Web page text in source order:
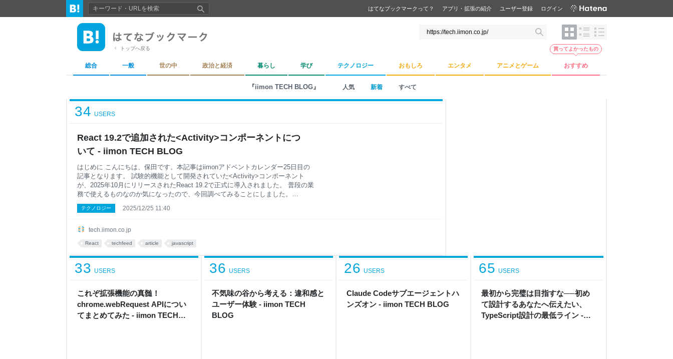
はてなブックマークって？ アプリ・拡張の紹介 ユーザー登録 ログイン
トップへ戻る
総合 一般 世の中 政治と経済 暮らし 学び テクノロジー おもしろ エンタメ アニメとゲーム おすすめ
買ってよかったもの
『iimon TECH BLOG』 人気 新着 すべて
React 19.2で追加された<Activity>コンポーネントにつ
いて - iimon TECH BLOG
34 USERS
tech.iimon.co.jp
はじめに こんにちは、保田です。本記事はiimonアドベントカレンダー25日目の
記事となります。 試験的機能として開発されていた<Activity>コンポーネント
が、2025年10月にリリースされたReact 19.2で正式に導入されました。 普段の業
務で使えるものなのか気になったので、今回調べてみることにしました。
https://ja.react.dev/reference/react/Activity タブ切り替えで状態が消える問題
Reactでタブを切り替えるとき、よく使われるのが条件付きレンダリングです。
useState<'A' | 'B'>('A'); return ( <div> <button onClick={() =>
テクノロジー 2025/12/25 11:40
React techfeed article javascript
これぞ拡張機能の真髄！
chrome.webRequest APIについ
てまとめてみた - iimon TECH
33 USERS
不気味の谷から考える：違和感と
ユーザー体験 - iimon TECH
BLOG
36 USERS
Claude Codeサブエージェントハ
ンズオン - iimon TECH BLOG
26 USERS
最初から完璧は目指すな──初め
て設計するあなたへ伝えたい、
TypeScript設計の最低ライン -
65 USERS